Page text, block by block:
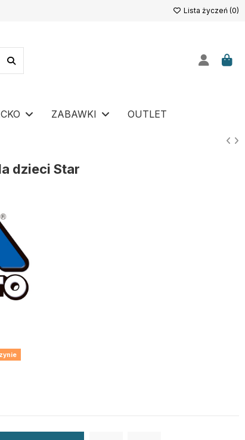
Lista życzeń (0)
ZABAWKI OUTLET
dzieci Star